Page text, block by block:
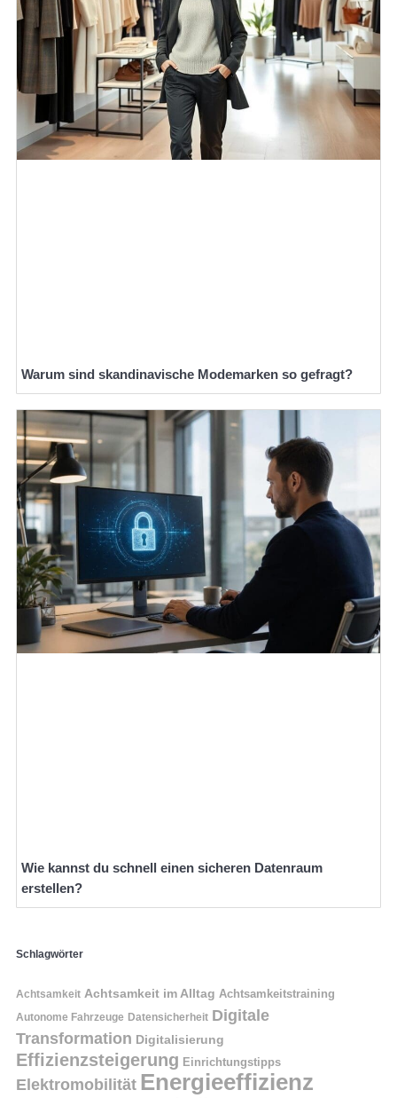
Warum sind skandinavische Modemarken so gefragt?
Wie kannst du schnell einen sicheren Datenraum
erstellen?
Schlagwörter
Achtsamkeit Achtsamkeit im Alltag Achtsamkeitstraining
Autonome Fahrzeuge Datensicherheit Digitale
Transformation Digitalisierung
Effizienzsteigerung Einrichtungstipps
Elektromobilität Energieeffizienz